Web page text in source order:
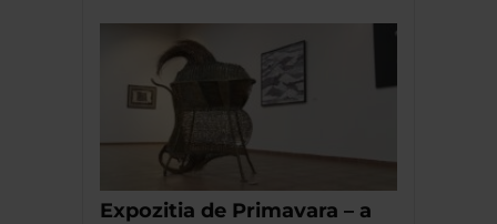
Expozitia de Primavara – a